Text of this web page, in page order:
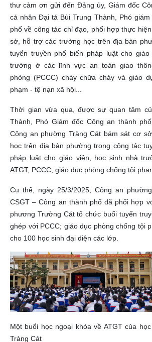
thư cảm ơn gửi đến Đảng ủy, Giám đốc
cá nhân Đại tá Bùi Trung Thành, Phó
phố về công tác chỉ đạo, phối hợp thực
sở, hỗ trợ các trường học trên địa bàn
tuyển truyền phổ biến pháp luật cho
trường ở các lĩnh vực an toàn giao
phòng (PCCC) cháy chữa cháy và giáo
phạm - tệ nạn xã hội...
Thời gian vừa qua, được sự quan tâm
Thành, Phó Giám đốc Công an thành
Công an phường Tràng Cát bám sát cơ
học trên địa bàn phường trong công tác
pháp luật cho giáo viên, học sinh nhà
ATGT, PCCC, giáo dục phòng chống tội
Cụ thể, ngày 25/3/2025, Công an
CSGT – Công an thành phố đã phối hợp
phương Trường Cát tổ chức buổi tuyển
ghép với PCCC; giáo dục phòng chống tội
cho 100 học sinh đại diện các lớp.
Một buổi học ngoại khóa về ATGT của
Tràng Cát